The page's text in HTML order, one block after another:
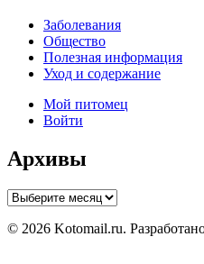
Заболевания
Общество
Полезная информация
Уход и содержание
Мой питомец
Войти
Архивы
Архивы
© 2026 Kotomail.ru.